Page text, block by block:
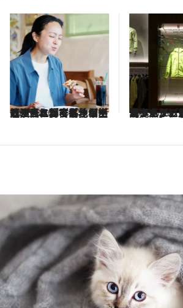
2026.6.18
【アークテリクスの東海拠点が、新商業施設・ハエラで生まれ変わった】パフォーマンスウェアに立ち返り、エントリー層も山に誘う 2026.6.18
【パノラマビューの山頂と世界でここだけの幻の花】群馬・鳴神山で出合った、緑のきらめきと希少植物＜後篇＞